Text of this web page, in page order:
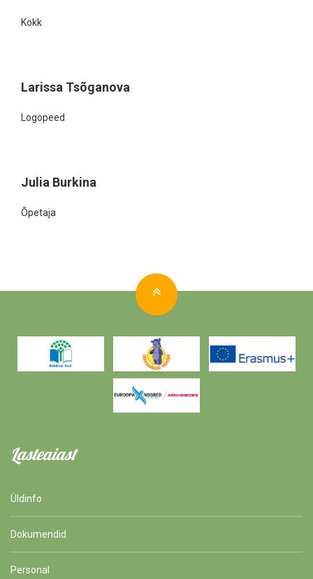
Kokk
Larissa Tsõganova
Logopeed
Julia Burkina
Õpetaja
Lasteaiast
Üldinfo
Dokumendid
Personal